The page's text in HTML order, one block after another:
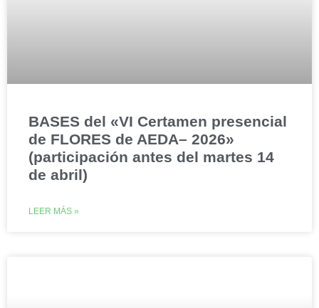
BASES del «VI Certamen presencial
de FLORES de AEDA– 2026»
(participación antes del martes 14
de abril)
LEER MÁS »